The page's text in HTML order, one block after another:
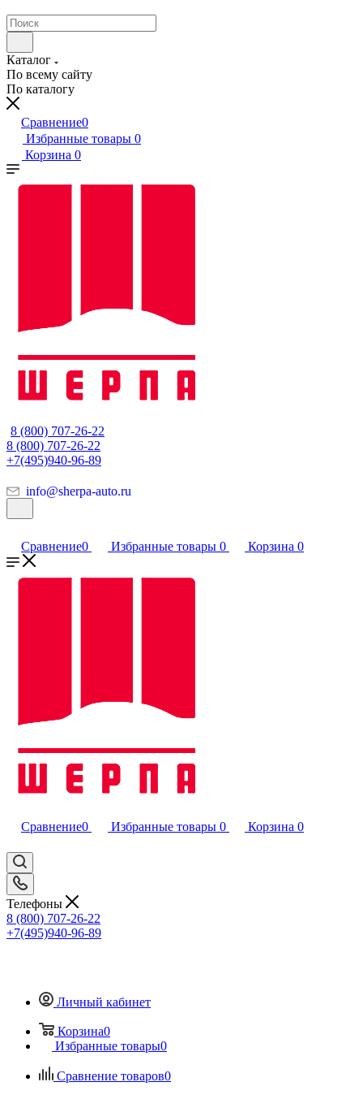
Каталог
По всему сайту
По каталогу
Сравнение0
Избранные товары 0
Корзина 0
8 (800) 707-26-22
8 (800) 707-26-22
+7(495)940-96-89
info@sherpa-auto.ru
Сравнение0 Избранные товары 0 Корзина 0
Сравнение0 Избранные товары 0 Корзина 0
Телефоны
8 (800) 707-26-22
+7(495)940-96-89
Личный кабинет
Корзина0
Избранные товары0
Сравнение товаров0